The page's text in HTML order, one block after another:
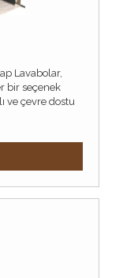
Lavabolar,
bir seçenek
ve çevre dostu